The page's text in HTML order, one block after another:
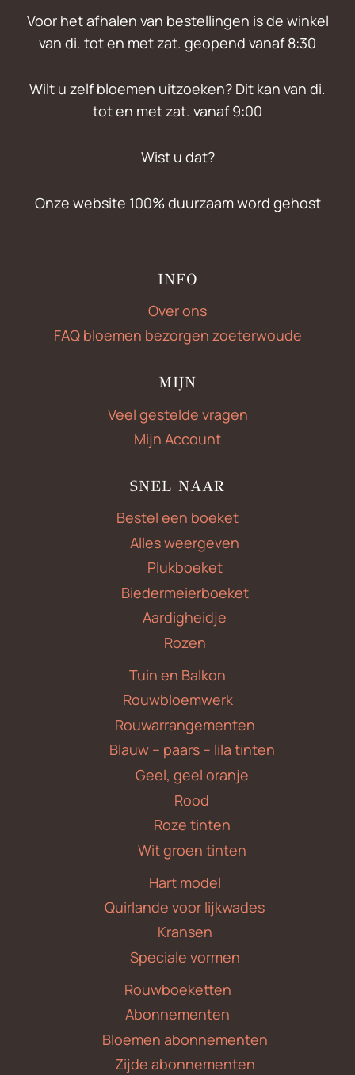
Voor het afhalen van bestellingen is de winkel
van di. tot en met zat. geopend vanaf 8:30
Wilt u zelf bloemen uitzoeken? Dit kan van di.
tot en met zat. vanaf 9:00
Wist u dat?
Onze website 100% duurzaam word gehost
INFO
Over ons
FAQ bloemen bezorgen zoeterwoude
MIJN
Veel gestelde vragen
Mijn Account
SNEL NAAR
Bestel een boeket
Alles weergeven
Plukboeket
Biedermeierboeket
Aardigheidje
Rozen
Tuin en Balkon
Rouwbloemwerk
Rouwarrangementen
Blauw – paars – lila tinten
Geel, geel oranje
Rood
Roze tinten
Wit groen tinten
Hart model
Quirlande voor lijkwades
Kransen
Speciale vormen
Rouwboeketten
Abonnementen
Bloemen abonnementen
Zijde abonnementen